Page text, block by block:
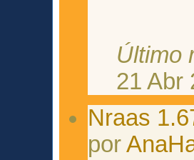
Último
21 Abr
Nraas
por